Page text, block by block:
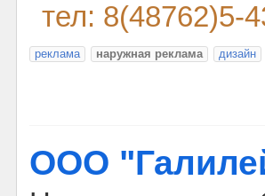
тел: 8(48762)5-
реклама наружная реклама дизайн
ООО